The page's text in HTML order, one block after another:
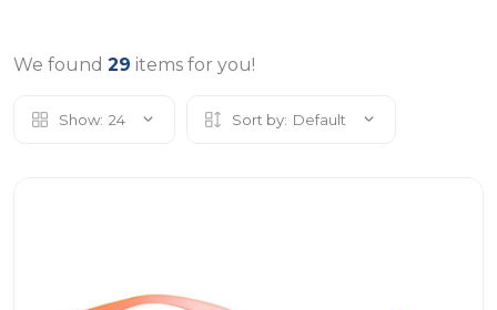
We found 29 items for you!
Show: 24 Sort by: Default